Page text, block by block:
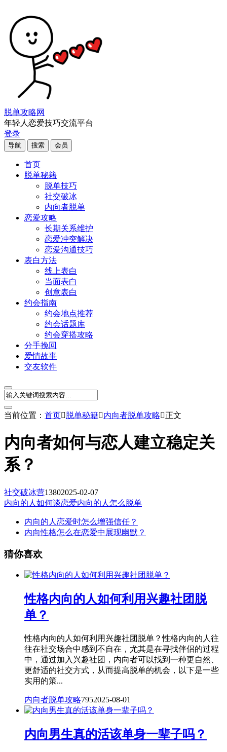
脱单攻略网
年轻人恋爱技巧交流平台
登录
导航 搜索 会员
首页
脱单秘籍
脱单技巧
社交破冰
内向者脱单
恋爱攻略
长期关系维护
恋爱冲突解决
恋爱沟通技巧
表白方法
线上表白
当面表白
创意表白
约会指南
约会地点推荐
约会话题库
约会穿搭攻略
分手挽回
爱情故事
交友软件
当前位置： 首页脱单秘籍内向者脱单攻略正文
内向者如何与恋人建立稳定关
系？
社交破冰营13802025-02-07
内向的人如何谈恋爱内向的人怎么脱单
内向的人恋爱时怎么增强信任？
内向性格怎么在恋爱中展现幽默？
猜你喜欢
性格内向的人如何利用兴趣社团脱
单？
性格内向的人如何利用兴趣社团脱单？性格内向的人往
往在社交场合中感到不自在，尤其是在寻找伴侣的过程
中，通过加入兴趣社团，内向者可以找到一种更自然、
更舒适的社交方式，从而提高脱单的机会，以下是一些
实用的策...
内向者脱单攻略7952025-08-01
内向男生真的活该单身一辈子吗？